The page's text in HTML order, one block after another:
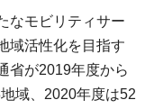
なモビリティサー
域活性化を目指す
省が2019年度から
域、2020年度は52